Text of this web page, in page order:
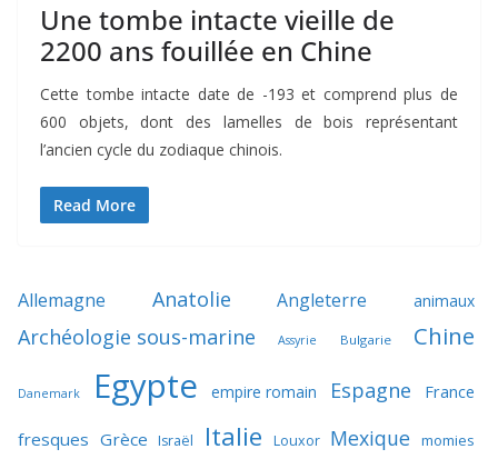
Une tombe intacte vieille de
2200 ans fouillée en Chine
Cette tombe intacte date de -193 et comprend plus de
600 objets, dont des lamelles de bois représentant
l’ancien cycle du zodiaque chinois.
Read More
Allemagne Anatolie Angleterre animaux
Archéologie sous-marine Assyrie Bulgarie Chine
Danemark Egypte empire romain Espagne France
fresques Grèce Israël Italie Louxor Mexique momies